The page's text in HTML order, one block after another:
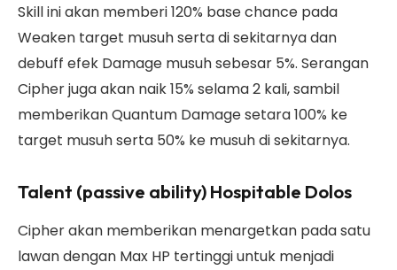
Skill ini akan memberi 120% base chance pada
Weaken target musuh serta di sekitarnya dan
debuff efek Damage musuh sebesar 5%. Serangan
Cipher juga akan naik 15% selama 2 kali, sambil
memberikan Quantum Damage setara 100% ke
target musuh serta 50% ke musuh di sekitarnya.
Talent (passive ability) Hospitable Dolos
Cipher akan memberikan menargetkan pada satu
lawan dengan Max HP tertinggi untuk menjadi